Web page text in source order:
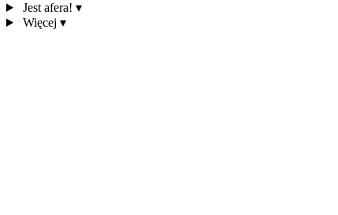
Jest afera! ▾
Więcej ▾